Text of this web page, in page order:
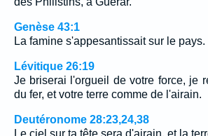
Genèse 43:1
La famine s'appesantissait sur le pays.
Lévitique 26:19
Je briserai l'orgueil de votre force, je
du fer, et votre terre comme de l'airain.
Deutéronome 28:23,24,38
Le ciel sur ta tête sera d'airain, et la